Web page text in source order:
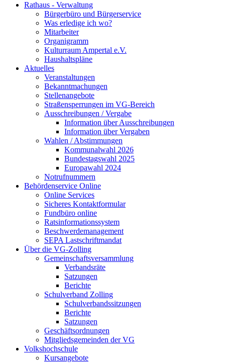
Rathaus - Verwaltung
Bürgerbüro und Bürgerservice
Was erledige ich wo?
Mitarbeiter
Organigramm
Kulturraum Ampertal e.V.
Haushaltspläne
Aktuelles
Veranstaltungen
Bekanntmachungen
Stellenangebote
Straßensperrungen im VG-Bereich
Ausschreibungen / Vergabe
Information über Ausschreibungen
Information über Vergaben
Wahlen / Abstimmungen
Kommunalwahl 2026
Bundestagswahl 2025
Europawahl 2024
Notrufnummern
Behördenservice Online
Online Services
Sicheres Kontaktformular
Fundbüro online
Ratsinformationssystem
Beschwerdemanagement
SEPA Lastschriftmandat
Über die VG-Zolling
Gemeinschaftsversammlung
Verbandsräte
Satzungen
Berichte
Schulverband Zolling
Schulverbandssitzungen
Berichte
Satzungen
Geschäftsordnungen
Mitgliedsgemeinden der VG
Volkshochschule
Kursangebote